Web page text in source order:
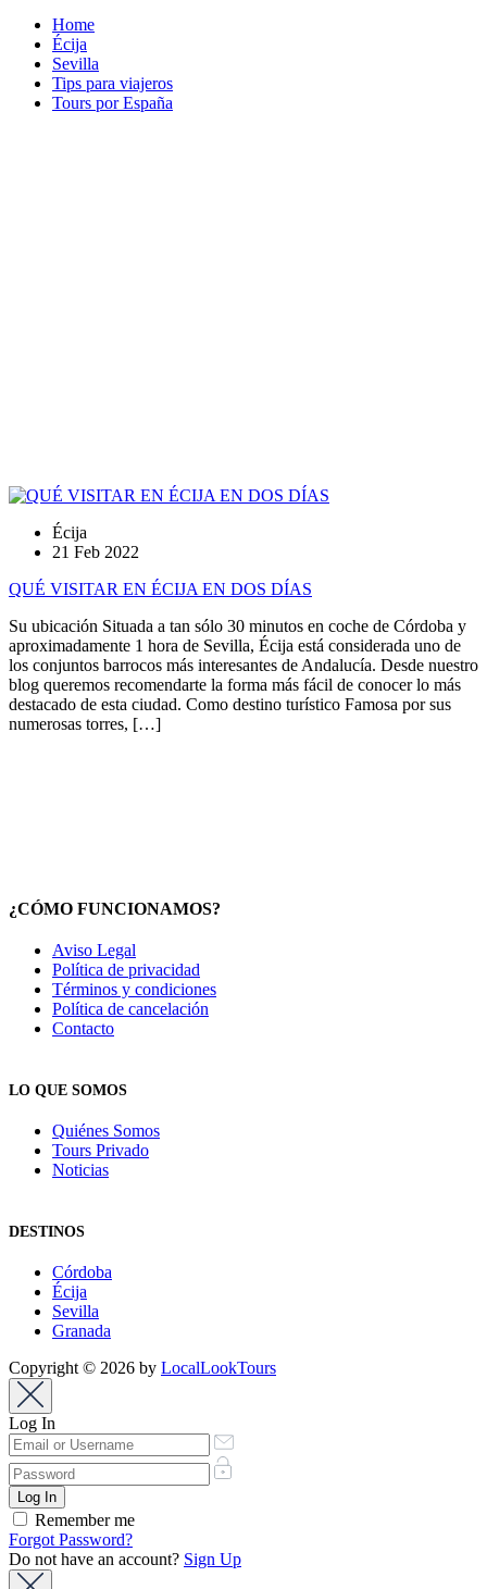
Home
Écija
Sevilla
Tips para viajeros
Tours por España
Écija
21 Feb 2022
QUÉ VISITAR EN ÉCIJA EN DOS DÍAS
Su ubicación Situada a tan sólo 30 minutos en coche de Córdoba y
aproximadamente 1 hora de Sevilla, Écija está considerada uno de
los conjuntos barrocos más interesantes de Andalucía. Desde nuestro
blog queremos recomendarte la forma más fácil de conocer lo más
destacado de esta ciudad. Como destino turístico Famosa por sus
numerosas torres, […]
¿CÓMO FUNCIONAMOS?
Aviso Legal
Política de privacidad
Términos y condiciones
Política de cancelación
Contacto
LO QUE SOMOS
Quiénes Somos
Tours Privado
Noticias
DESTINOS
Córdoba
Écija
Sevilla
Granada
Copyright © 2026 by LocalLookTours
Log In
Remember me
Forgot Password?
Do not have an account? Sign Up